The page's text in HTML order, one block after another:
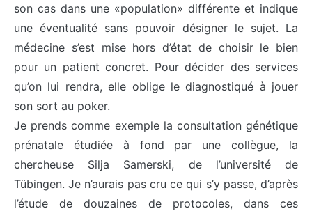
son cas dans une «population» différente et indique
une éventualité sans pouvoir désigner le sujet. La
médecine s’est mise hors d’état de choisir le bien
pour un patient concret. Pour décider des services
qu’on lui rendra, elle oblige le diagnostiqué à jouer
son sort au poker.
Je prends comme exemple la consultation génétique
prénatale étudiée à fond par une collègue, la
chercheuse Silja Samerski, de l’université de
Tübingen. Je n’aurais pas cru ce qui s’y passe, d’après
l’étude de douzaines de protocoles, dans ces